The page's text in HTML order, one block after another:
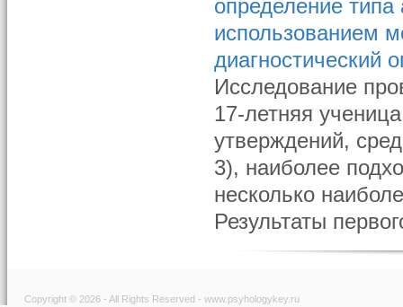
определение типа
использованием
диагностический
Исследование
17-летняя
утверждений,
3), наиболее
несколько
Результаты
Copyright © 2026 - All Rights Reserved - www.psyhologykey.ru